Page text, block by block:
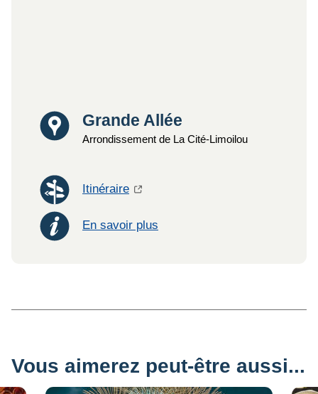
Lieu
Grande Allée
Arrondissement de La Cité-Limoilou
Itinéraire
En savoir plus
Vous aimerez peut-être aussi...